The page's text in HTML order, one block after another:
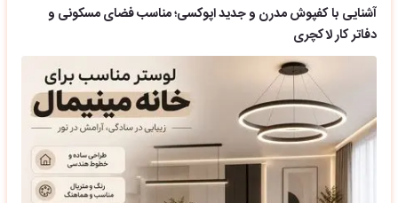
آشنایی با کفپوش مدرن و جدید اپوکسی؛ مناسب فضای مسکونی و
دفاتر کار لاکچری